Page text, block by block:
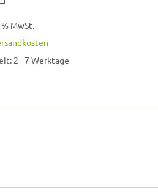
MwSt.
2 - 7 Werktage